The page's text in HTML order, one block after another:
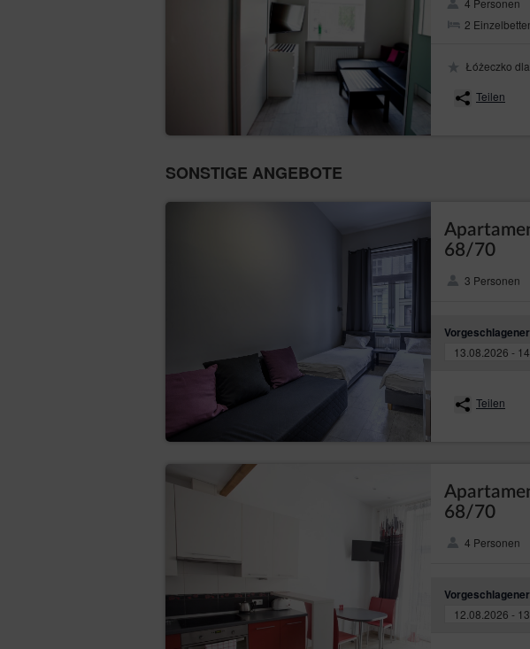
2
Łóżeczko
Teilen
SONSTIGE ANGEBOTE
68/70
3 Personen
13.08.2026 -
Teilen
68/70
4 Personen
12.08.2026 -